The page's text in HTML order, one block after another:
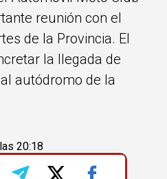
reunión con el
de la Provincia. El
la llegada de
autódromo de la
20:18